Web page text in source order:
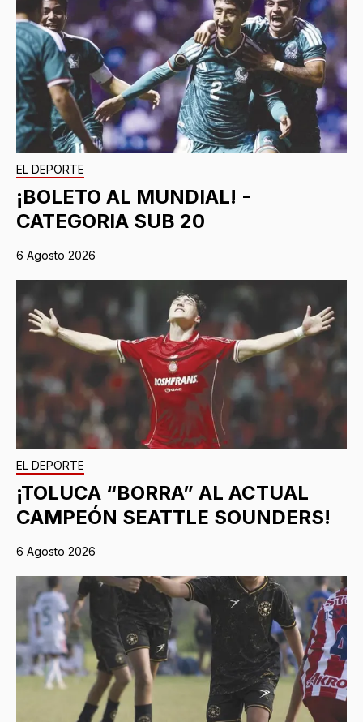
EL DEPORTE
¡BOLETO AL MUNDIAL! -
CATEGORIA SUB 20
6 Agosto 2026
EL DEPORTE
¡TOLUCA “BORRA” AL ACTUAL
CAMPEÓN SEATTLE SOUNDERS!
6 Agosto 2026